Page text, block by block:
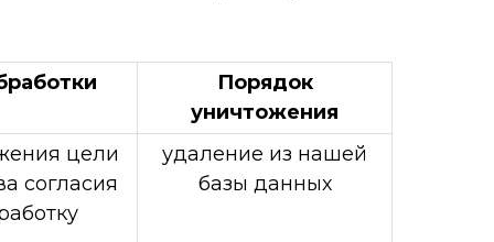
Порядок
уничтожения
цели
согласия
удаление из нашей
базы данных